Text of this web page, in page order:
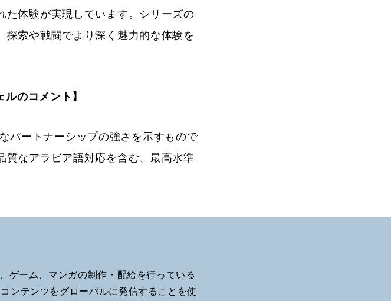
体験が実現しています。シリーズの
索や戦闘でより深く魅力的な体験を
のコメント】
パートナーシップの強さを示すもので
なアラビア語対応を含む、最高水準
ゲーム、マンガの制作・配給を行っている
ンテンツをグローバルに発信することを使